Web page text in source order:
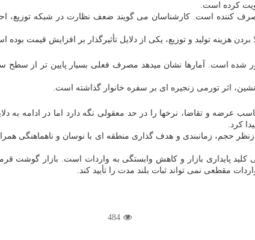
کرده است.
کننده است. کارشناسان می گویند ضعف نظارت در شبکه توزیع،
هزینه تولید و توزیع، یکی از دلایل تأثیرگذار بر افزایش قیمت بوده
است. آمارها نشان میدهد مصرف فعلی بسیار پایین تر از
اثر تورمی زنجیره ای بر سفره خانوار گذاشته است.
عرضه و تقاضا، نرخها را در حد معقولی نگه دارد اما در ادامه به
کرد.
حجم، زمانبندی و هدف گذاری منطقه ای با نوسان و ناهماهنگی
کلید پایداری بازار و کاهش وابستگی به واردات است. بازار گوشت
مقطعی نمی تواند ثبات بلند مدت را تأیید کند.
484